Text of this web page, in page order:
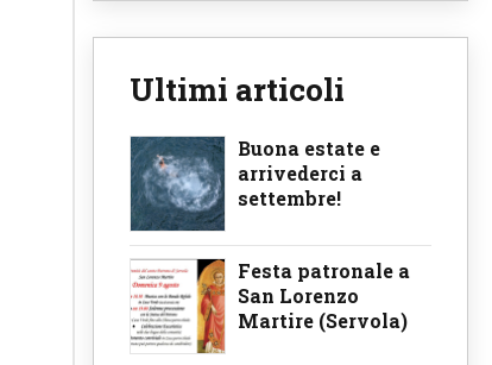
Ultimi articoli
Buona estate e
arrivederci a
settembre!
Festa patronale a
San Lorenzo
Martire (Servola)